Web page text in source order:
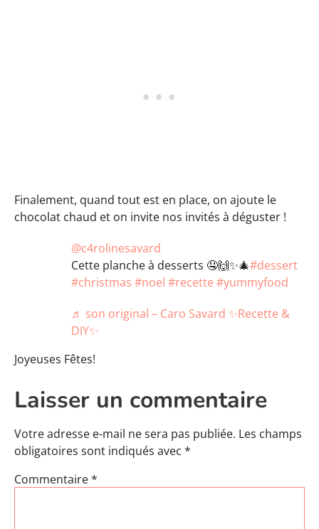
Finalement, quand tout est en place, on ajoute le
chocolat chaud et on invite nos invités à déguster !
@c4rolinesavard
Cette planche à desserts 🤤🙌✨🎄#dessert
#christmas #noel #recette #yummyfood
♬ son original – Caro Savard ✨Recette &
DIY✨
Joyeuses Fêtes!
Laisser un commentaire
Votre adresse e-mail ne sera pas publiée. Les champs
obligatoires sont indiqués avec *
Commentaire*